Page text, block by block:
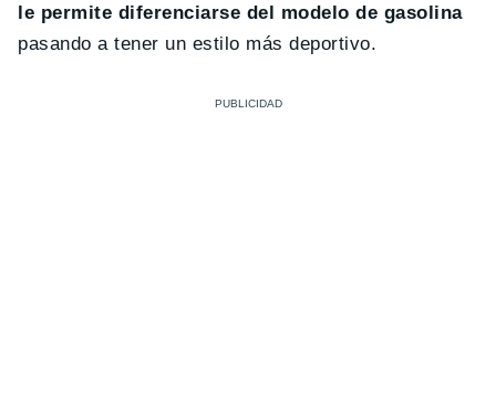
le permite diferenciarse del modelo de gasolina
pasando a tener un estilo más deportivo.